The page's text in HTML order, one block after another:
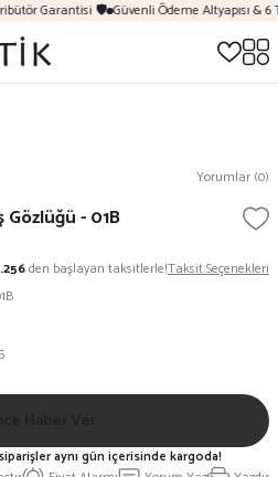
Garantisi 🛡️ Güvenli Ödeme Altyapısı &
Yorumlar (0)
- 01B
den başlayan taksitlerle!Taksit Seçenekleri
aynı gün içerisinde kargoda!